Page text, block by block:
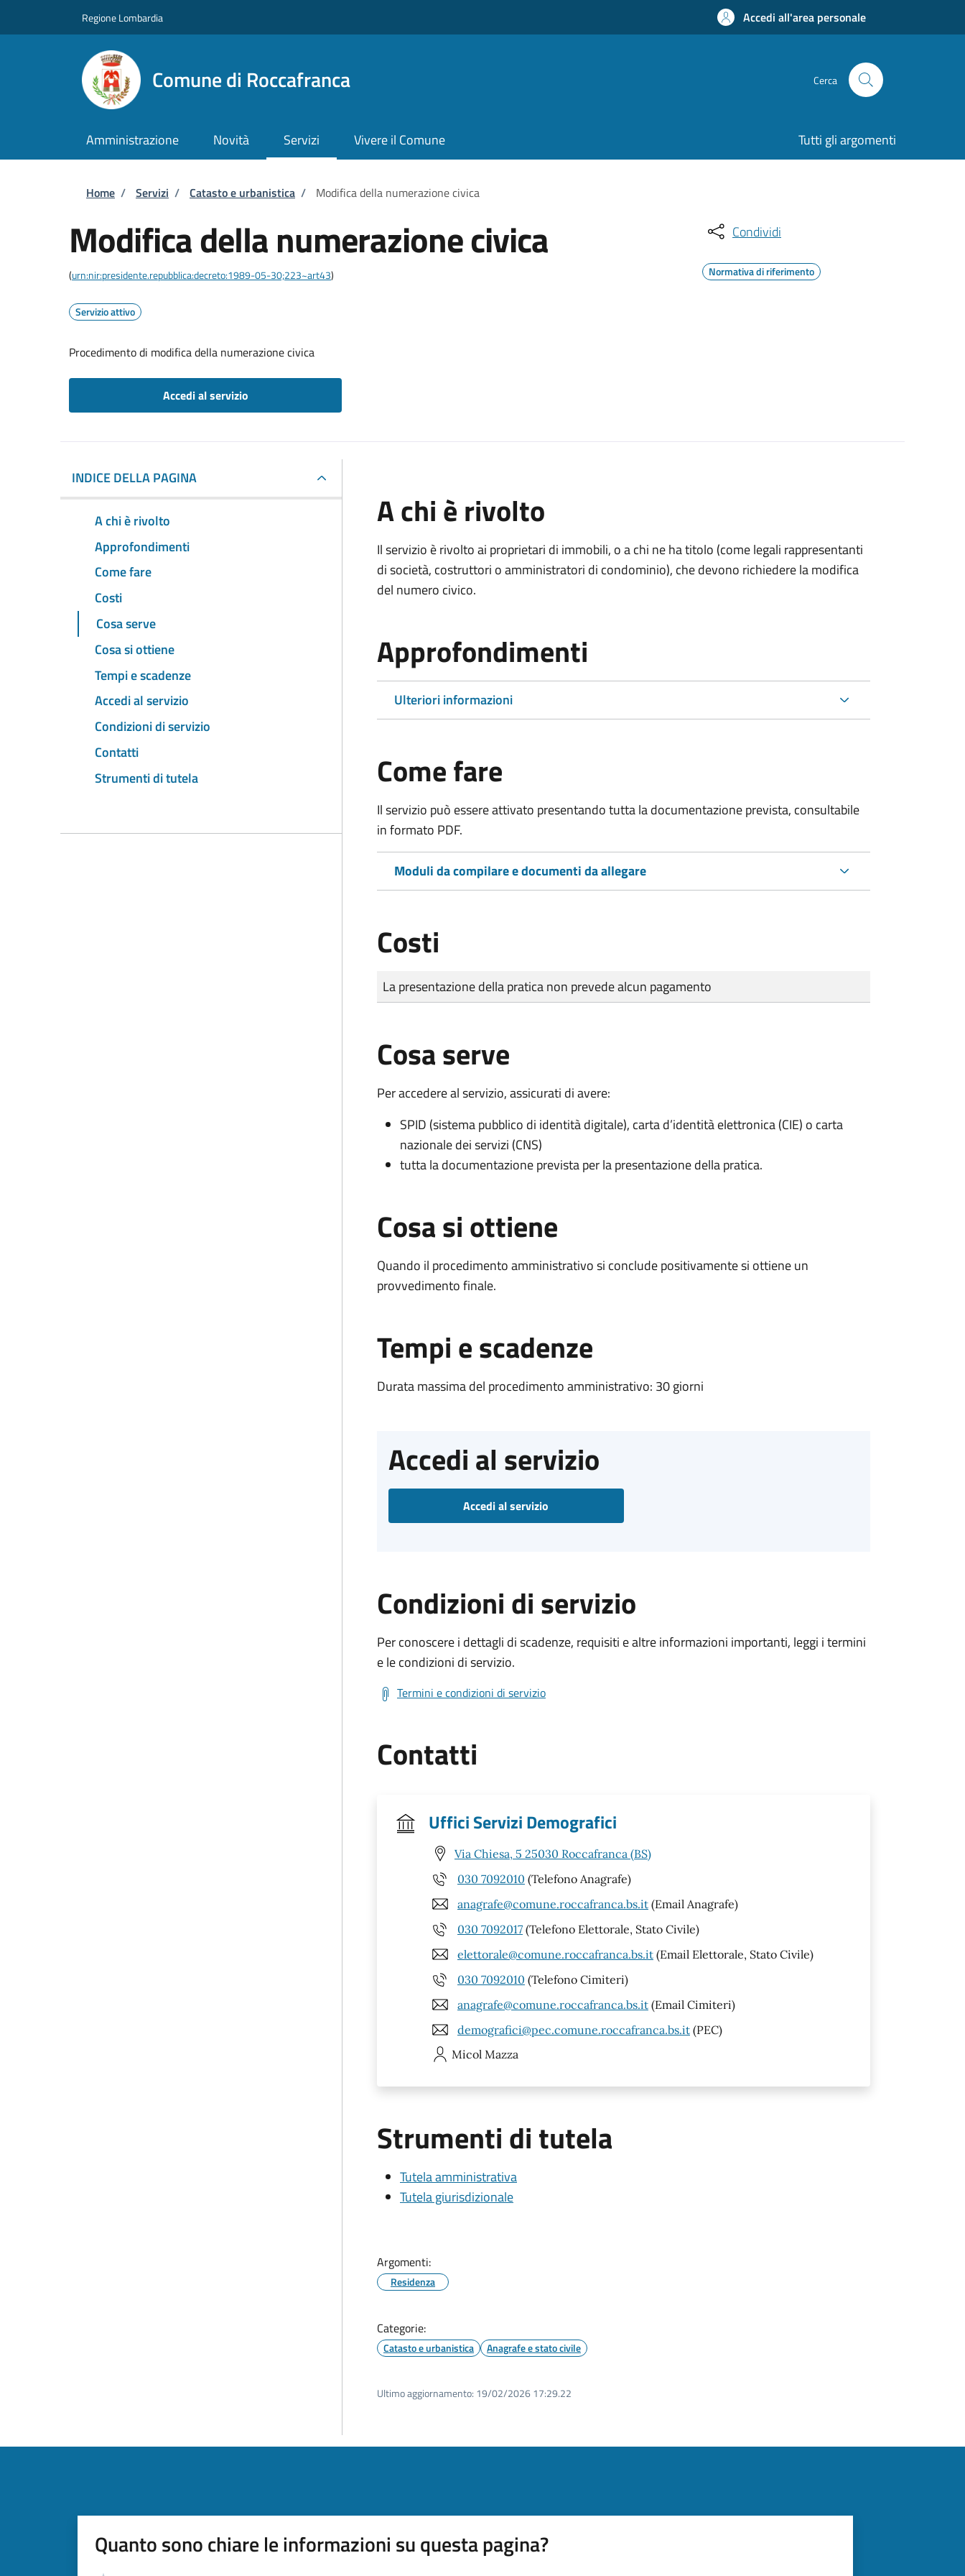
Regione Lombardia Accedi all'area personale
Comune di Roccafranca Cerca
Amministrazione Novità Servizi Vivere il Comune Tutti gli argomenti
Briciole di pane
Home / Servizi / Catasto e urbanistica / Modifica della numerazione civica
Modifica della numerazione civica
(urn:nir:presidente.repubblica:decreto:1989-05-30;223~art43)
Servizio attivo
Procedimento di modifica della numerazione civica
Accedi al servizio
Condividi
Normativa di riferimento
INDICE DELLA PAGINA
A chi è rivolto
Approfondimenti
Come fare
Costi
Cosa serve
Cosa si ottiene
Tempi e scadenze
Accedi al servizio
Condizioni di servizio
Contatti
Strumenti di tutela
A chi è rivolto
Il servizio è rivolto ai proprietari di immobili, o a chi ne ha titolo (come legali rappresentanti
di società, costruttori o amministratori di condominio), che devono richiedere la modifica
del numero civico.
Approfondimenti
Ulteriori informazioni
Come fare
Il servizio può essere attivato presentando tutta la documentazione prevista, consultabile
in formato PDF.
Moduli da compilare e documenti da allegare
Costi
Tipo di pagamento
Importo
La presentazione della pratica non prevede alcun pagamento
Cosa serve
Per accedere al servizio, assicurati di avere:
SPID (sistema pubblico di identità digitale), carta d’identità elettronica (CIE) o carta
nazionale dei servizi (CNS)
tutta la documentazione prevista per la presentazione della pratica.
Cosa si ottiene
Quando il procedimento amministrativo si conclude positivamente si ottiene un
provvedimento finale.
Tempi e scadenze
Durata massima del procedimento amministrativo: 30 giorni
Accedi al servizio
Accedi al servizio
Condizioni di servizio
Per conoscere i dettagli di scadenze, requisiti e altre informazioni importanti, leggi i termini
e le condizioni di servizio.
Termini e condizioni di servizio
Contatti
Uffici Servizi Demografici
Via Chiesa, 5 25030 Roccafranca (BS)
030 7092010 (Telefono Anagrafe)
anagrafe@comune.roccafranca.bs.it (Email Anagrafe)
030 7092017 (Telefono Elettorale, Stato Civile)
elettorale@comune.roccafranca.bs.it (Email Elettorale, Stato Civile)
030 7092010 (Telefono Cimiteri)
anagrafe@comune.roccafranca.bs.it (Email Cimiteri)
demografici@pec.comune.roccafranca.bs.it (PEC)
Micol Mazza
Strumenti di tutela
Tutela amministrativa
Tutela giurisdizionale
Argomenti:
Residenza
Categorie:
Catasto e urbanistica Anagrafe e stato civile
Ultimo aggiornamento: 19/02/2026 17:29.22
Quanto sono chiare le informazioni su questa pagina?